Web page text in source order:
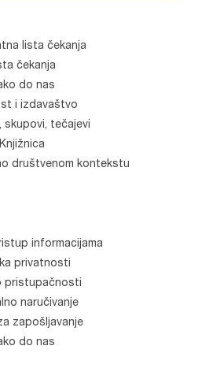
lista čekanja
čekanja
do nas
i izdavaštvo
skupovi, tečajevi
Knjižnica
društvenom kontekstu
informacijama
privatnosti
pristupačnosti
naručivanje
zapošljavanje
do nas